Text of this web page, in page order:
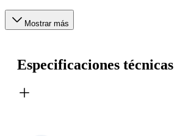
Mostrar más
Especificaciones técnicas